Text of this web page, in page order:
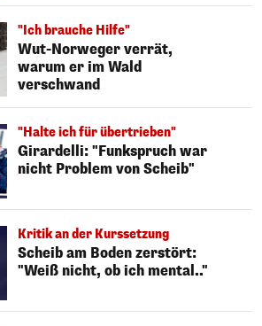
"Ich brauche Hilfe"
Wut-Norweger verrät,
warum er im Wald
verschwand
"Halte ich für übertrieben"
Girardelli: "Funkspruch war
nicht Problem von Scheib"
Kritik an der Kurssetzung
Scheib am Boden zerstört:
"Weiß nicht, ob ich mental.."